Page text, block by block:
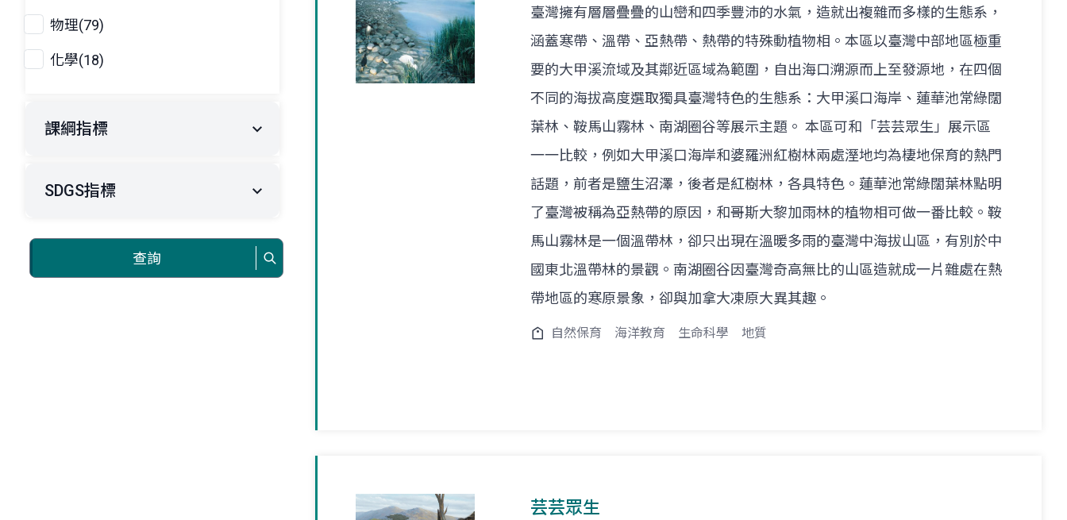
物理(79)
化學(18)
課綱指標
SDGS指標
查詢
臺灣擁有層層疊疊的山巒和四季豐沛的水氣，造就出複雜而多樣的生態系，
涵蓋寒帶、溫帶、亞熱帶、熱帶的特殊動植物相。本區以臺灣中部地區極重
要的大甲溪流域及其鄰近區域為範圍，自出海口溯源而上至發源地，在四個
不同的海拔高度選取獨具臺灣特色的生態系：大甲溪口海岸、蓮華池常綠闊
葉林、鞍馬山霧林、南湖圈谷等展示主題。 本區可和「芸芸眾生」展示區
一一比較，例如大甲溪口海岸和婆羅洲紅樹林兩處溼地均為棲地保育的熱門
話題，前者是鹽生沼澤，後者是紅樹林，各具特色。蓮華池常綠闊葉林點明
了臺灣被稱為亞熱帶的原因，和哥斯大黎加雨林的植物相可做一番比較。鞍
馬山霧林是一個溫帶林，卻只出現在溫暖多雨的臺灣中海拔山區，有別於中
國東北溫帶林的景觀。南湖圈谷因臺灣奇高無比的山區造就成一片雜處在熱
帶地區的寒原景象，卻與加拿大凍原大異其趣。
自然保育 海洋教育 生命科學 地質
芸芸眾生